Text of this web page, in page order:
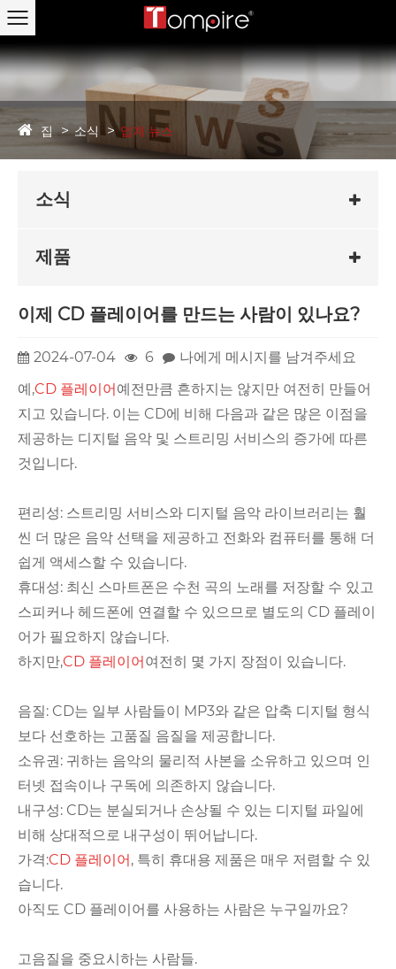
집 소식 업계 뉴스
소식
제품
이제 CD 플레이어를 만드는 사람이 있나요?
2024-07-04 6
나에게 메시지를 남겨주세요
예,CD 플레이어예전만큼 흔하지는 않지만 여전히 만들어
지고 있습니다. 이는 CD에 비해 다음과 같은 많은 이점을
제공하는 디지털 음악 및 스트리밍 서비스의 증가에 따른
것입니다.
편리성: 스트리밍 서비스와 디지털 음악 라이브러리는 훨
씬 더 많은 음악 선택을 제공하고 전화와 컴퓨터를 통해 더
쉽게 액세스할 수 있습니다.
휴대성: 최신 스마트폰은 수천 곡의 노래를 저장할 수 있고
스피커나 헤드폰에 연결할 수 있으므로 별도의 CD 플레이
어가 필요하지 않습니다.
하지만,CD 플레이어여전히 몇 가지 장점이 있습니다.
음질: CD는 일부 사람들이 MP3와 같은 압축 디지털 형식
보다 선호하는 고품질 음질을 제공합니다.
소유권: 귀하는 음악의 물리적 사본을 소유하고 있으며 인
터넷 접속이나 구독에 의존하지 않습니다.
내구성: CD는 분실되거나 손상될 수 있는 디지털 파일에
비해 상대적으로 내구성이 뛰어납니다.
가격:CD 플레이어, 특히 휴대용 제품은 매우 저렴할 수 있
습니다.
아직도 CD 플레이어를 사용하는 사람은 누구일까요?
고음질을 중요시하는 사람들.